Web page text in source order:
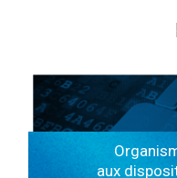
إلى المعلومة
aux